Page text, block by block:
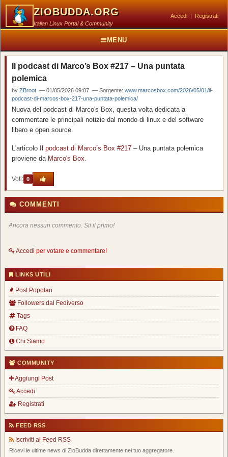
ZIOBUDDA.ORG
Italian Linux Portal & Community
Accedi | Registrati
MENU
Il podcast di Marco’s Box #217 – Una puntata
polemica
by ZBroot — 01/05/2026 09:07 — Sorgente: www.marcosbox.com/2026/05/01/il-
podcast-di-marcos-box-217-una-puntata-polemica/
Nuova del podcast di Marco's Box, questa volta dedicata a
commentare le principali notizie dal mondo di linux e del software
libero e open source.
L'articolo Il podcast di Marco’s Box #217 – Una puntata polemica
proviene da Marco's Box.
Voti: 0
COMMENTI
Ancora nessun commento. Sii il primo!
Accedi per votare e commentare!
LINKS UTILI
Post Popolari
Followers dal Fediverso
Tags
FAQ
Chi Siamo
COMMUNITY
Aggiungi Post
Accedi
Registrati
FEED RSS
Iscriviti al Feed RSS
Ricevi le ultime news di ZioBudda direttamente nel tuo aggregatore.